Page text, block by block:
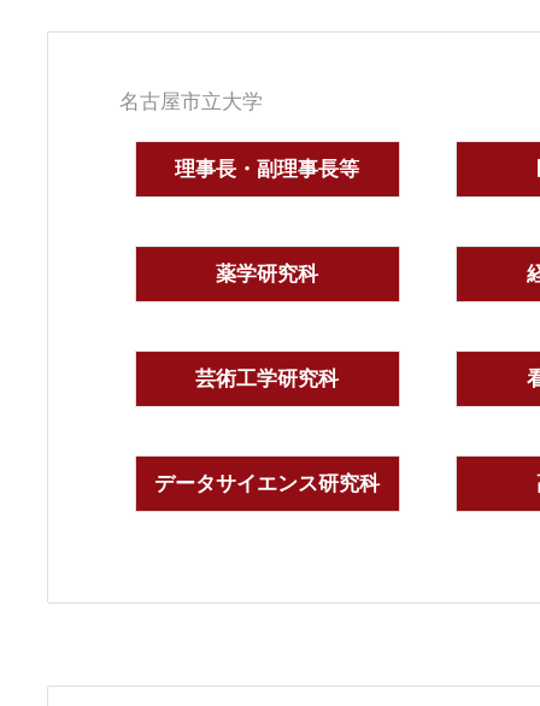
名古屋市立大学
理事長・副理事長等
薬学研究科
芸術工学研究科
データサイエンス研究科